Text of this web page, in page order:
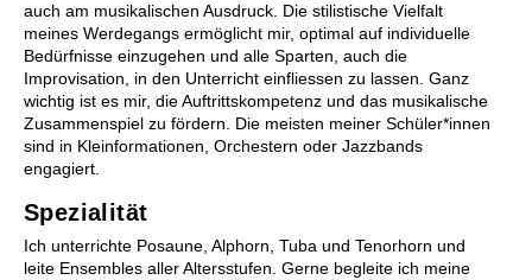
Zusammenspiel
Kinderorchester Pfäffikon
Kinderorchester Rüti
Jugendorchester Attacca
Sinfonietta Züri-Ost
Jugendmusik Wald
auch am musikalischen Ausdruck. Die stilistische Vielfalt
meines Werdegangs ermöglicht mir, optimal auf individuelle
Bedürfnisse einzugehen und alle Sparten, auch die
Improvisation, in den Unterricht einfliessen zu lassen. Ganz
wichtig ist es mir, die Auftrittskompetenz und das musikalische
Zusammenspiel zu fördern. Die meisten meiner Schüler*innen
sind in Kleinformationen, Orchestern oder Jazzbands
engagiert.
Spezialität
Ich unterrichte Posaune, Alphorn, Tuba und Tenorhorn und
leite Ensembles aller Altersstufen. Gerne begleite ich meine